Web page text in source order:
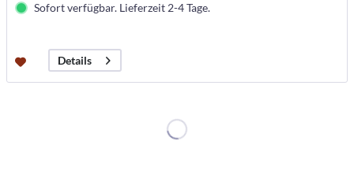
Sofort verfügbar. Lieferzeit 2-4 Tage.
Details